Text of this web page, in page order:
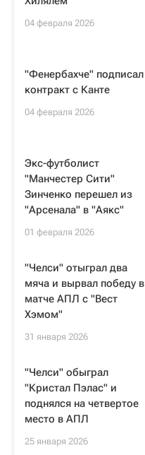
04 февраля 2026
"Фенербахче" подписал
контракт с Канте
04 февраля 2026
Экс-футболист
"Манчестер Сити"
Зинченко перешел из
"Арсенала" в "Аякс"
01 февраля 2026
"Челси" отыграл два
мяча и вырвал победу в
матче АПЛ с "Вест
Хэмом"
31 января 2026
"Челси" обыграл
"Кристал Пэлас" и
поднялся на четвертое
место в АПЛ
25 января 2026